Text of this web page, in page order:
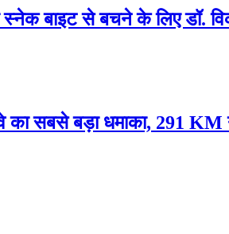
स्नेक बाइट से बचने के लिए डॉ.
का सबसे बड़ा धमाका, 291